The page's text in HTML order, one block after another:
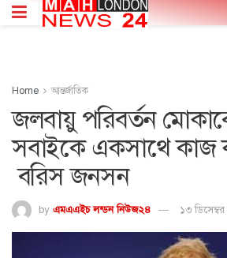
Home আন্তর্জাতিক
জলবায়ু পরিবর্তন
সবাইকে একসাথে কাজ
বরিস জনসন
by এমএএইচ লন্ডন নিউজ২৪ ১৩